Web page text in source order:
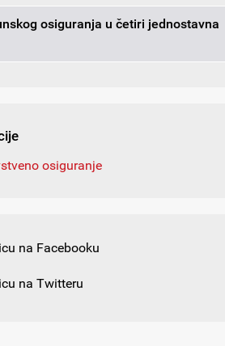
osiguranja u četiri jednostavna
osiguranje
na Facebooku
na Twitteru